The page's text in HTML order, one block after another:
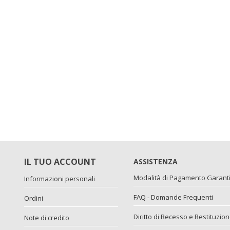
IL TUO ACCOUNT
Informazioni personali
Ordini
Note di credito
ASSISTENZA
Modalità di Pagamento
FAQ - Domande Frequenti
Diritto di Recesso e